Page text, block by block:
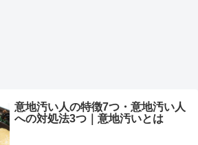
意地汚い人の特徴7つ・意地汚い人
への対処法3つ｜意地汚いとは